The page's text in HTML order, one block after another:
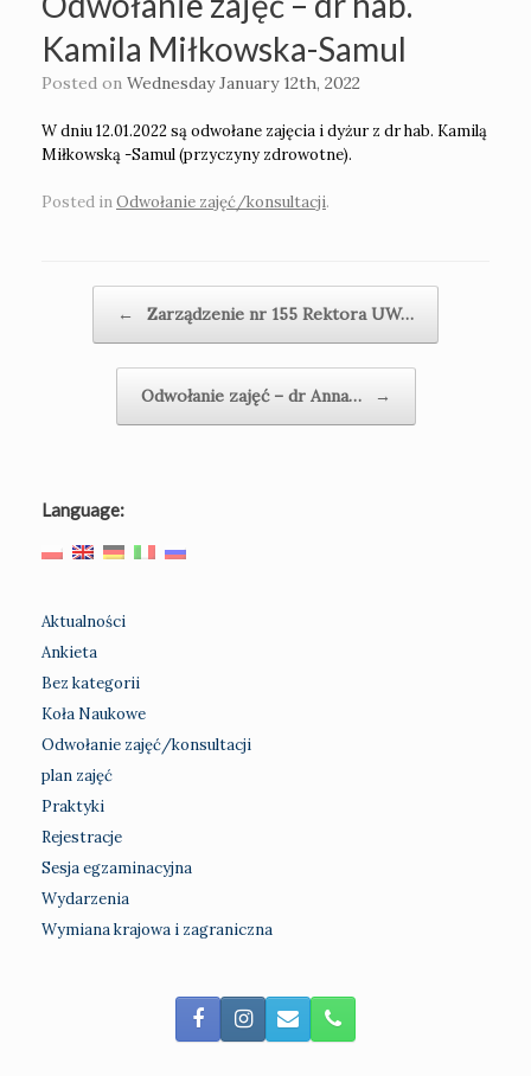
Kamila Miłkowska-Samul
Posted on Wednesday January 12th, 2022
W dniu 12.01.2022 są odwołane zajęcia i dyżur z dr hab. Kamilą
Miłkowską -Samul (przyczyny zdrowotne).
Posted inOdwołanie zajęć/konsultacji.
← Zarządzenie nr 155 Rektora UW…
Odwołanie zajęć – dr Anna… →
Language:
Aktualności
Ankieta
Bez kategorii
Koła Naukowe
Odwołanie zajęć/konsultacji
plan zajęć
Praktyki
Rejestracje
Sesja egzaminacyjna
Wydarzenia
Wymiana krajowa i zagraniczna